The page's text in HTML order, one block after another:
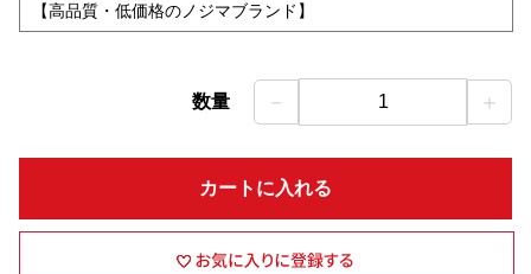
【高品質・低価格のノジマブランド】
数量 － 1 ＋
カートに入れる